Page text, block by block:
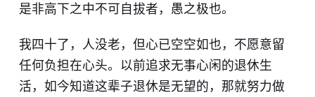
是非高下之中不可自拔者，愚之极也。
我四十了，人没老，但心已空空如也，不愿意留
任何负担在心头。以前追求无事心闲的退休生
活，如今知道这辈子退休是无望的，那就努力做